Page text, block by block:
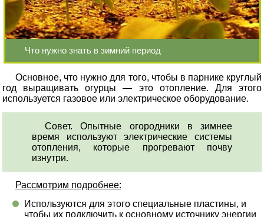
Что нужно знать в зимний период
Основное, что нужно для того, чтобы в парнике круглый
год выращивать огурцы — это отопление. Для этого
используется газовое или электрическое оборудование.
Совет. Опытные огородники в зимнее
время используют электрические системы
отопления, которые прогревают почву
изнутри.
Рассмотрим подробнее:
Используются для этого специальные пластины, и
чтобы их подключить к основному источнику энергии